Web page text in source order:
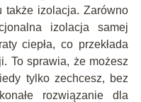
także izolacja. Zarówno
izolacja samej
ciepła, co przekłada
To sprawia, że możesz
tylko zechcesz, bez
rozwiązanie dla